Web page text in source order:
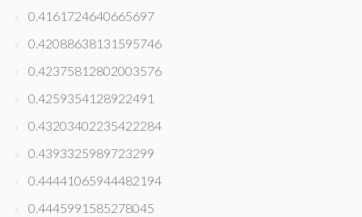
0.4161724640665697
0.42088638131595746
0.42375812802003576
0.4259354128922491
0.43203402235422284
0.4393325989723299
0.44441065944482194
0.4445991585278045